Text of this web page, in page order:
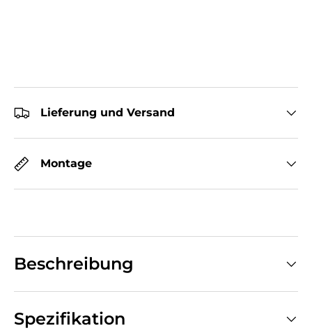
Lieferung und Versand
Montage
Beschreibung
Spezifikation